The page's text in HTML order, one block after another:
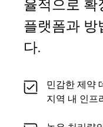
율적으로 확
플랫폼과 방
다.
민감한 제약
지역 내 인프